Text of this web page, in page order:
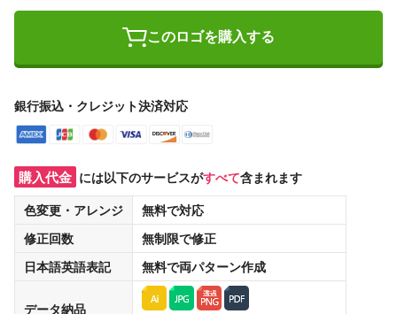
このロゴを購入する
銀行振込・クレジット決済対応
購入代金 には以下のサービスがすべて含まれます
色変更・アレンジ
無料で対応
修正回数
無制限で修正
日本語英語表記
無料で両パターン作成
データ納品